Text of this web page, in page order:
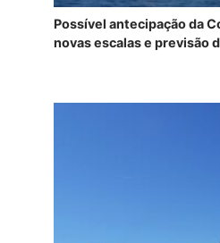
Possível antecipação da
novas escalas e previsão